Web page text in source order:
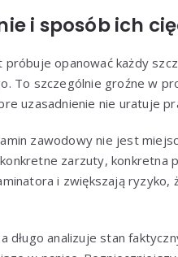
i sposób ich
próbuje opanować każdy
szczególnie groźne w
uzasadnienie nie uratuje
zawodowy nie jest
zarzuty, konkretna
i zwiększają ryzyko,
długo analizuje stan